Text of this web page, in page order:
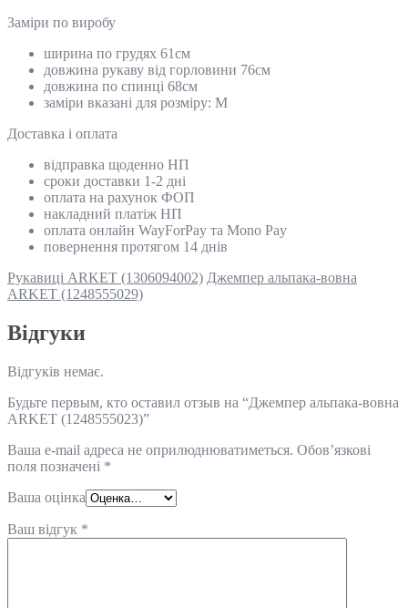
Замiри по виробу
ширина по грудях 61см
довжина рукаву від горловини 76см
довжина по спинці 68см
заміри вказані для розміру: М
Доставка і оплата
відправка щоденно НП
сроки доставки 1-2 дні
оплата на рахунок ФОП
накладний платіж НП
оплата онлайн WayForPay та Mono Pay
повернення протягом 14 днів
Рукавиці ARKET (1306094002) Джемпер альпака-вовна
ARKET (1248555029)
Відгуки
Відгуків немає.
Будьте первым, кто оставил отзыв на “Джемпер альпака-вовна
ARKET (1248555023)”
Ваша e-mail адреса не оприлюднюватиметься. Обов’язкові
поля позначені *
Ваша оцінка
Ваш відгук *